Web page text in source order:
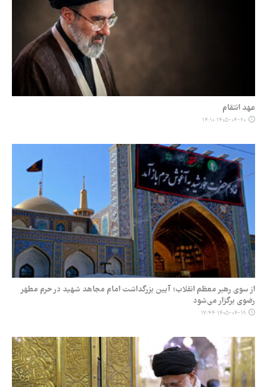
عهد انتقام
۱۴۰۵-۰۴-۲۰ ۱۴:۱۰
از سوی رهبر معظم انقلاب؛ آیین بزرگداشت امام مجاهد شهید در حرم مطهر
رضوی برگزار می‌شود
۱۴۰۵-۰۴-۱۹ ۱۷:۴۴